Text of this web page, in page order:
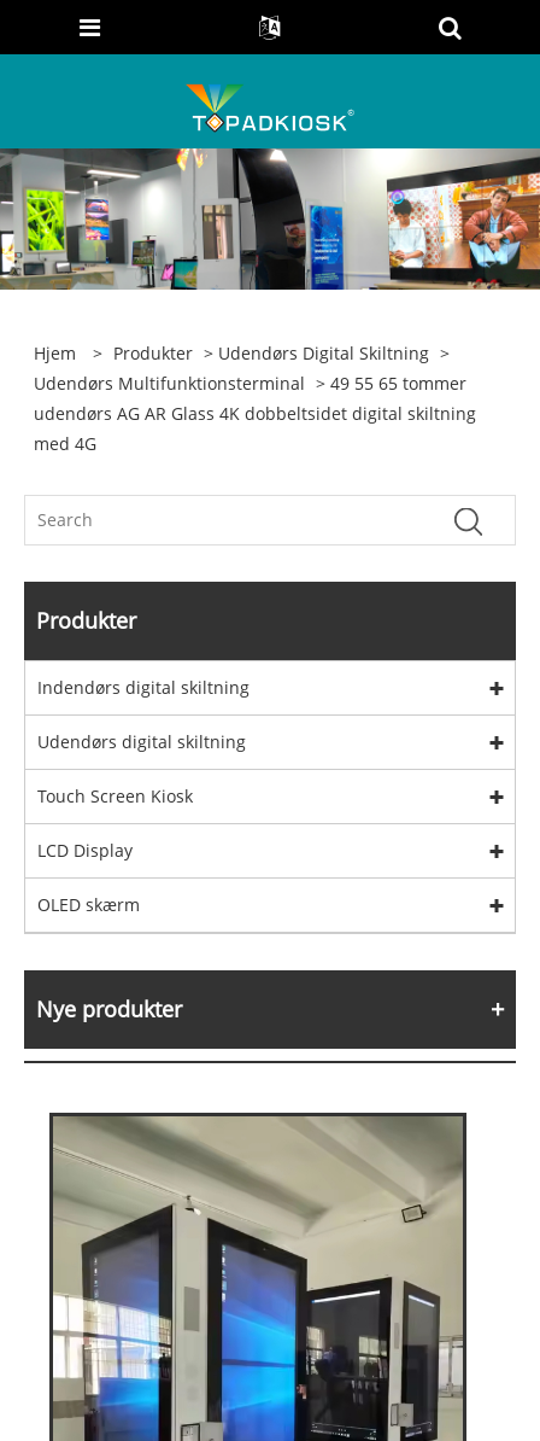
Hjem > Produkter > Udendørs Digital Skiltning >
Udendørs Multifunktionsterminal > 49 55 65 tommer
udendørs AG AR Glass 4K dobbeltsidet digital skiltning
med 4G
Produkter
Indendørs digital skiltning
Udendørs digital skiltning
Touch Screen Kiosk
LCD Display
OLED skærm
Nye produkter